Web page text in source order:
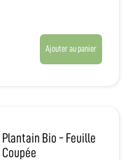
Ajouter au panier
Plantain Bio - Feuille
Coupée